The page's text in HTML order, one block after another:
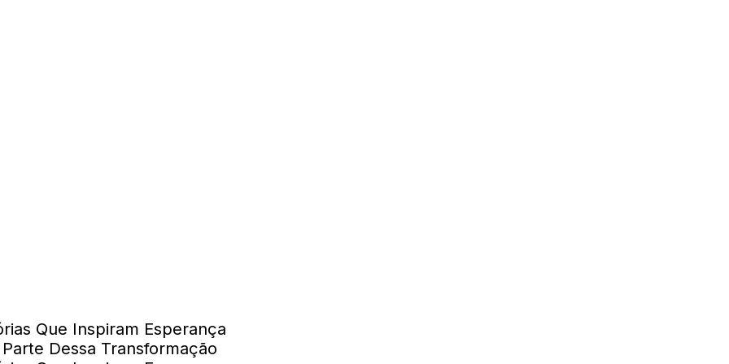
Que Inspiram Esperança
Parte Dessa Transformação